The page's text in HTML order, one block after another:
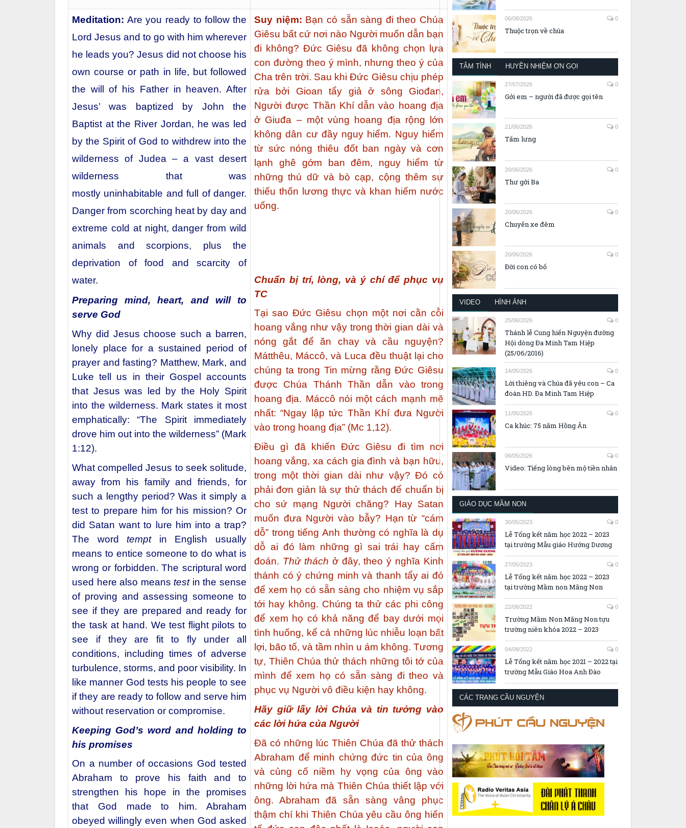
Meditation: Are you ready to follow the
Lord Jesus and to go with him wherever
he leads you? Jesus did not choose his
own course or path in life, but followed
the will of his Father in heaven. After
Jesus’ was baptized by John the
Baptist at the River Jordan, he was led
by the Spirit of God to withdrew into the
wilderness of Judea – a vast desert
wilderness that was
mostly uninhabitable and full of danger.
Danger from scorching heat by day and
extreme cold at night, danger from wild
animals and scorpions, plus the
deprivation of food and scarcity of
water.
Preparing mind, heart, and will to
serve God
Why did Jesus choose such a barren,
lonely place for a sustained period of
prayer and fasting? Matthew, Mark, and
Luke tell us in their Gospel accounts
that Jesus was led by the Holy Spirit
into the wilderness. Mark states it most
emphatically: “The Spirit immediately
drove him out into the wilderness” (Mark
1:12).
What compelled Jesus to seek solitude,
away from his family and friends, for
such a lengthy period? Was it simply a
test to prepare him for his mission? Or
did Satan want to lure him into a trap?
The wordtemptin English usually
means to entice someone to do what is
wrong or forbidden. The scriptural word
used here also means testin the sense
of proving and assessing someone to
see if they are prepared and ready for
the task at hand. We test flight pilots to
see if they are fit to fly under all
conditions, including times of adverse
turbulence, storms, and poor visibility. In
like manner God tests his people to see
if they are ready to follow and serve him
without reservation or compromise.
Keeping God’s word and holding to
his promises
On a number of occasions God tested
Abraham to prove his faith and to
strengthen his hope in the promises
that God made to him. Abraham
obeyed willingly even when God asked
Suy niệm: Bạn có sẵn sàng đi theo Chúa
Giêsu bất cứ nơi nào Người muốn dẫn bạn
đi không? Đức Giêsu đã không chọn lựa
con đường theo ý mình, nhưng theo ý của
Cha trên trời. Sau khi Đức Giêsu chịu phép
rửa bởi Gioan tẩy giả ở sông Giođan,
Người được Thần Khí dẫn vào hoang địa
ở Giuđa – một vùng hoang địa rộng lớn
không dân cư đầy nguy hiểm. Nguy hiểm
từ sức nóng thiêu đốt ban ngày và cơn
lạnh ghê gớm ban đêm, nguy hiểm từ
những thú dữ và bò cạp, cộng thêm sự
thiếu thốn lương thực và khan hiếm nước
uống.
Chuẩn bị trí, lòng, và ý chí để phục vụ
TC
Tại sao Đức Giêsu chọn một nơi cằn cỗi
hoang vắng như vậy trong thời gian dài và
nóng gắt để ăn chay và cầu nguyện?
Mátthêu, Máccô, và Luca đều thuật lại cho
chúng ta trong Tin mừng rằng Đức Giêsu
được Chúa Thánh Thần dẫn vào trong
hoang địa. Máccô nói một cách mạnh mẽ
nhất: “Ngay lập tức Thần Khí đưa Người
vào trong hoang địa” (Mc 1,12).
Điều gì đã khiến Đức Giêsu đi tìm nơi
hoang vắng, xa cách gia đình và bạn hữu,
trong một thời gian dài như vậy? Đó có
phải đơn giản là sự thử thách để chuẩn bị
cho sứ mạng Người chăng? Hay Satan
muốn đưa Người vào bẫy? Hạn từ “cám
dỗ” trong tiếng Anh thường có nghĩa là dụ
dỗ ai đó làm những gì sai trái hay cấm
đoán. Thử thách ở đây, theo ý nghĩa Kinh
thánh có ý chứng minh và thanh tẩy ai đó
để xem họ có sẵn sàng cho nhiệm vụ sắp
tới hay không. Chúng ta thử các phi công
để xem họ có khả năng để bay dưới mọi
tình huống, kể cả những lúc nhiễu loạn bất
lợi, bão tố, và tầm nhìn u ám không. Tương
tự, Thiên Chúa thử thách những tôi tớ của
mình để xem họ có sẵn sàng đi theo và
phục vụ Người vô điều kiện hay không.
Hãy giữ lấy lời Chúa và tin tưởng vào
các lời hứa của Người
Đã có những lúc Thiên Chúa đã thử thách
Abraham để minh chứng đức tin của ông
và củng cố niềm hy vọng của ông vào
những lời hứa mà Thiên Chúa thiết lập với
ông. Abraham đã sẵn sàng vâng phục
thậm chí khi Thiên Chúa yêu cầu ông hiến
06/08/2026 0
Thuộc trọn về chúa
TÂM TÌNH HUYỀN NHIỆM ƠN GỌI
27/07/2026 0
Gởi em – người đã được gọi tên
21/06/2026 0
Tấm lưng
20/06/2026 0
Thư gởi Ba
20/06/2026 0
Chuyến xe đêm
20/06/2026 0
Đời con có bố
VIDEO HÌNH ẢNH
25/06/2026 0
Thánh lễ Cung hiến Nguyện đường
Hội dòng Đa Minh Tam Hiệp
(25/06/2016)
14/05/2026 0
Lời thiêng và Chúa đã yêu con – Ca
đoàn HD. Đa Minh Tam Hiệp
11/05/2026 0
Ca khúc: 75 năm Hồng Ân
06/05/2026 0
Video: Tiếng lòng bên mộ tiền nhân
GIÁO DỤC MẦM NON
30/05/2023 0
Lễ Tổng kết năm học 2022 – 2023
tại trường Mẫu giáo Hướng Dương
27/05/2023 0
Lễ Tổng kết năm học 2022 – 2023
tại trường Mầm non Măng Non
22/08/2022 0
Trường Mầm Non Măng Non tựu
trường niên khóa 2022 – 2023
04/08/2022 0
Lễ Tổng kết năm học 2021 – 2022 tại
trường Mẫu Giáo Hoa Anh Đào
CÁC TRANG CẦU NGUYỆN